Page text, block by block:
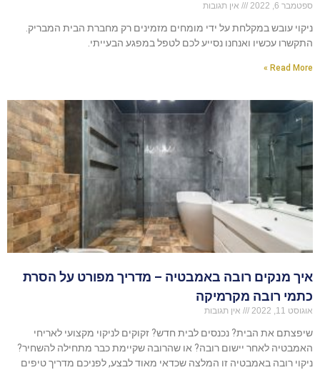
ספטמבר 6, 2022 אין תגובות
ניקוי עובש במקלחת על ידי מומחים מזמינים רק מחברת הבית המבריק.
התקשרו עכשיו ואנחנו נסייע לכם לטפל במפגע הבעייתי.
Read More »
איך מנקים רובה באמבטיה – מדריך מפורט על הסרת
כתמי רובה מקרמיקה
אוגוסט 11, 2022 אין תגובות
שיפצתם את הבית? נכנסים לבית חדש? זקוקים לניקוי מקצועי לאריחי
האמבטיה לאחר יישום רובה? או שהרובה שקיימת כבר מתחילה להשחיר?
ניקוי רובה באמבטיה זו המלצה שכדאי מאוד לבצע, לפניכם מדריך טיפים